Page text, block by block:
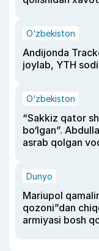
O‘zbekiston
Andijonda
joylab, YTH
O‘zbekiston
“Sakkiz qator
bo‘lgan”.
asrab qolgan
Dunyo
Mariupol
qozoni”dan
armiyasi bosh